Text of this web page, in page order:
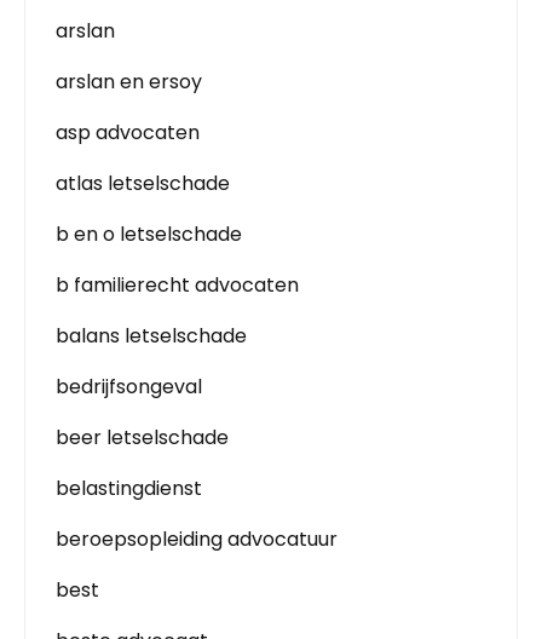
arslan
arslan en ersoy
asp advocaten
atlas letselschade
b en o letselschade
b familierecht advocaten
balans letselschade
bedrijfsongeval
beer letselschade
belastingdienst
beroepsopleiding advocatuur
best